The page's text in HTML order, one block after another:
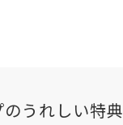
うれしい特典